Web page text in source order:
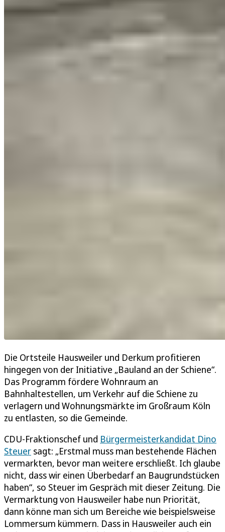
Die Ortsteile Hausweiler und Derkum profitieren
hingegen von der Initiative „Bauland an der Schiene“.
Das Programm fördere Wohnraum an
Bahnhaltestellen, um Verkehr auf die Schiene zu
verlagern und Wohnungsmärkte im Großraum Köln
zu entlasten, so die Gemeinde.
CDU-Fraktionschef und Bürgermeisterkandidat Dino
Steuer sagt: „Erstmal muss man bestehende Flächen
vermarkten, bevor man weitere erschließt. Ich glaube
nicht, dass wir einen Überbedarf an Baugrundstücken
haben“, so Steuer im Gespräch mit dieser Zeitung. Die
Vermarktung von Hausweiler habe nun Priorität,
dann könne man sich um Bereiche wie beispielsweise
Lommersum kümmern. Dass in Hausweiler auch ein